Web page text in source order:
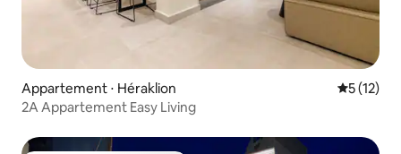
Appartement ⋅ Héraklion
5 (12)
2A Appartement Easy Living